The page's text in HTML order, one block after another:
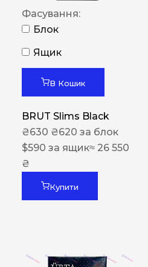
Фасування:
Блок
Ящик
В Кошик
BRUT Slims Black
₴630 ₴620 за блок
$590 за ящик≈ 26 550
₴
Купити